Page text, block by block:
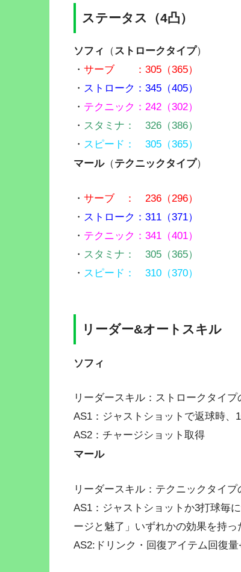
ステータス（4凸）
ソフィ （ストロークタイプ）
・ サーブ ：305（365）
・ ストローク：345（405）
・ テクニック：242（302）
・ スタミナ： 326（386）
・ スピード： 305（365）
マール（テクニックタイプ）
・ サーブ ： 236（296）
・ ストローク：311（371）
・ テクニック：341（401）
・ スタミナ： 305（365）
・ スピード： 310（370）
リーダー&オートスキル
ソフィ
リーダースキル：ストロークタイ
AS1：ジャストショットで返球時、
AS2： チャージショット取得
マール
リーダースキル：テクニックタイ
AS1：ジャストショットか3打球毎
ージと魅了」いずれかの効果を持っ
AS2:ドリンク・回復アイテム回復量